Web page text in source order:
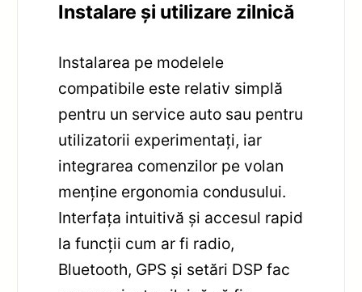
Instalare și utilizare zilnică
Instalarea pe modelele
compatibile este relativ simplă
pentru un service auto sau pentru
utilizatorii experimentați, iar
integrarea comenzilor pe volan
menține ergonomia condusului.
Interfața intuitivă și accesul rapid
la funcții cum ar fi radio,
Bluetooth, GPS și setări DSP fac